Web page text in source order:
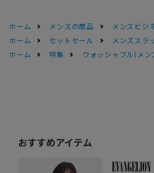
ホーム メンズの商品 メンズビジ
ホーム
セットセール メンズスラ
ホーム
特集 ウォッシャブル(メン